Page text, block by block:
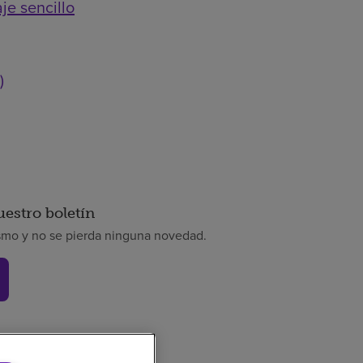
sencillo
boletín
y no se pierda ninguna novedad.